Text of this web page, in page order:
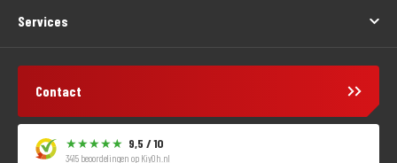
Services
Contact
9,5 / 10
3415 beoordelingen op KiyOh.nl